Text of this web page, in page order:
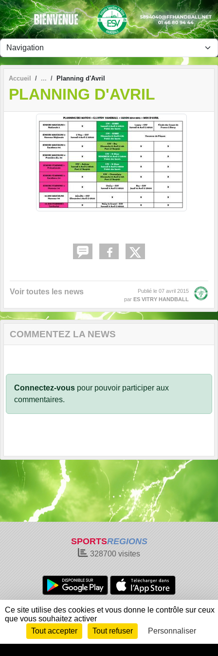
Accueil Planning d'Avril
PLANNING D'AVRIL
Voir toutes les news Publié le 07 avril 2015
par ES VITRY HANDBALL
COMMENTEZ LA NEWS
Connectez-vous pour pouvoir participer aux
commentaires.
SPORTSREGIONS
328700 visites
Charte cookies
Gestion des cookies
Informations légales
Signaler un contenu inapproprié
Envie de participer ?
Connexion
Panneau de gestion des cookies
Ce site utilise des cookies et vous donne le contrôle sur ceux
que vous souhaitez activer
Tout accepter
Tout refuser Personnaliser